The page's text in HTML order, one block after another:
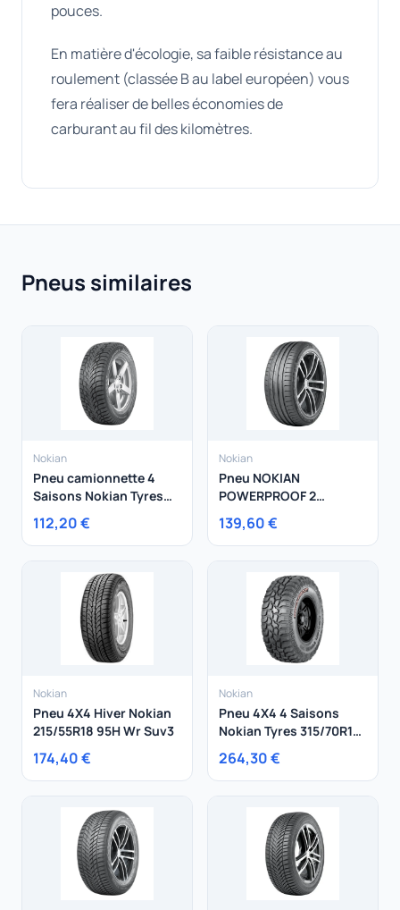
pouces.
En matière d'écologie, sa faible résistance au
roulement (classée B au label européen) vous
fera réaliser de belles économies de
carburant au fil des kilomètres.
Pneus similaires
Nokian
Pneu camionnette 4
Saisons Nokian Tyres
195/75R16 110R Nokian
Tyres Seasonproo f C
112,20 €
Nokian
Pneu NOKIAN
POWERPROOF 2
225/60R18 104W
139,60 €
Nokian
Pneu 4X4 Hiver Nokian
215/55R18 95H Wr Suv3
174,40 €
Nokian
Pneu 4X4 4 Saisons
Nokian Tyres 315/70R17
121Q NOKIAN
ROCKPROOF
264,30 €